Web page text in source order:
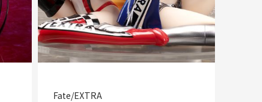
Fate/EXTRA